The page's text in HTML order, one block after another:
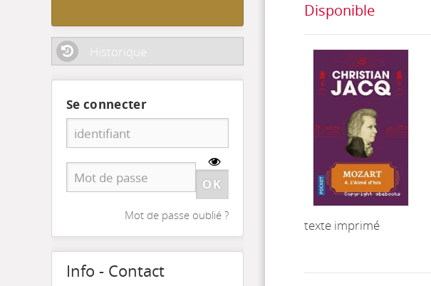
Disponible
texte imprimé
Historique
Se connecter
Mot de passe oublié ?
Info - Contact